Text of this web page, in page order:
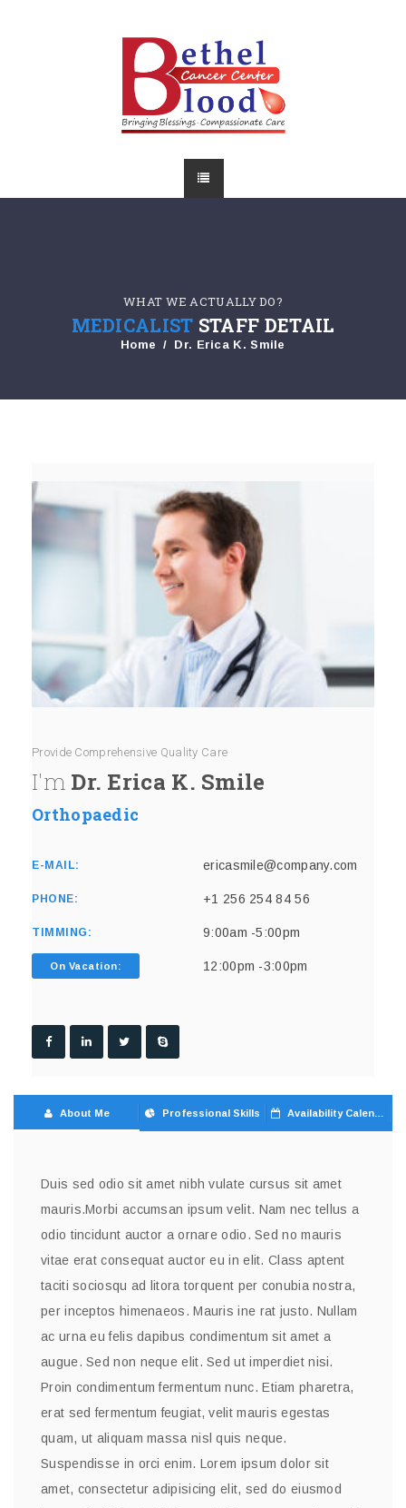
WHAT WE ACTUALLY DO?
MEDICALIST STAFF DETAIL
Home Dr. Erica K. Smile
Provide Comprehensive Quality Care
I'm Dr. Erica K. Smile
Orthopaedic
E-MAIL: ericasmile@company.com
PHONE: +1 256 254 84 56
TIMMING: 9:00am -5:00pm
On Vacation: 12:00pm -3:00pm
About Me Professional Skills Availability Calendar
Duis sed odio sit amet nibh vulate cursus sit amet
mauris.Morbi accumsan ipsum velit. Nam nec tellus a
odio tincidunt auctor a ornare odio. Sed no mauris
vitae erat consequat auctor eu in elit. Class aptent
taciti sociosqu ad litora torquent per conubia nostra,
per inceptos himenaeos. Mauris ine rat justo. Nullam
ac urna eu felis dapibus condimentum sit amet a
augue. Sed non neque elit. Sed ut imperdiet nisi.
Proin condimentum fermentum nunc. Etiam pharetra,
erat sed fermentum feugiat, velit mauris egestas
quam, ut aliquam massa nisl quis neque.
Suspendisse in orci enim. Lorem ipsum dolor sit
amet, consectetur adipisicing elit, sed do eiusmod